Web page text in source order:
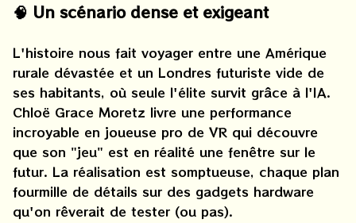
🧠 Un scénario dense et exigeant
L'histoire nous fait voyager entre une Amérique
rurale dévastée et un Londres futuriste vide de
ses habitants, où seule l'élite survit grâce à l'IA.
Chloë Grace Moretz livre une performance
incroyable en joueuse pro de VR qui découvre
que son "jeu" est en réalité une fenêtre sur le
futur. La réalisation est somptueuse, chaque plan
fourmille de détails sur des gadgets hardware
qu'on rêverait de tester (ou pas).